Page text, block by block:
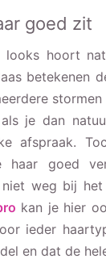
goed zit
looks hoort
betekenen
je dan
afspraak.
haar goed
weg bij het
kan je hier
ieder
en dat de